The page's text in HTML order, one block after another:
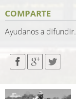
COMPARTE
Ayudanos a